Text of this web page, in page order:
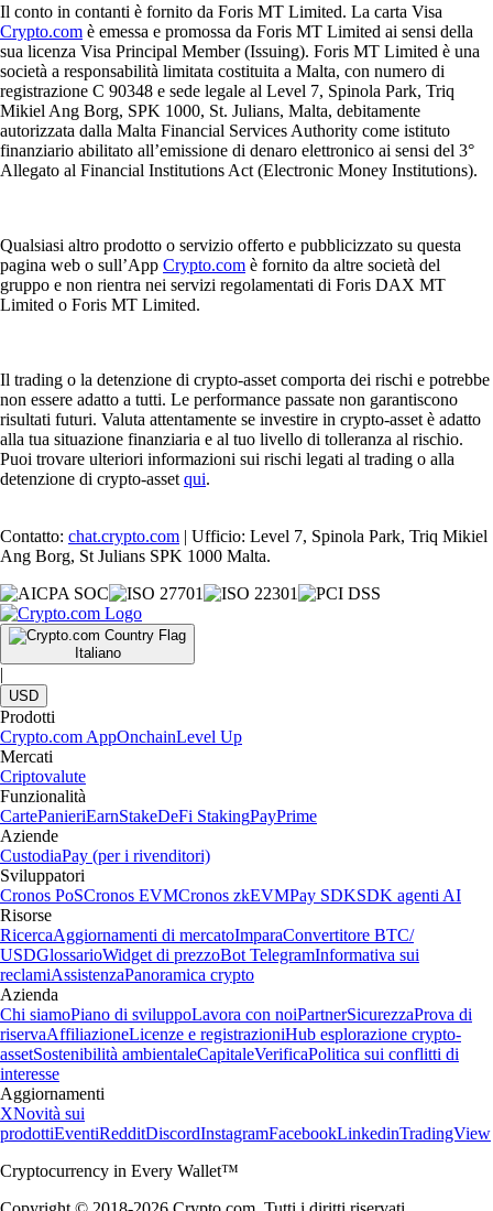
Il conto in contanti è fornito da Foris MT Limited. La carta Visa
Crypto.com è emessa e promossa da Foris MT Limited ai sensi della
sua licenza Visa Principal Member (Issuing). Foris MT Limited è una
società a responsabilità limitata costituita a Malta, con numero di
registrazione C 90348 e sede legale al Level 7, Spinola Park, Triq
Mikiel Ang Borg, SPK 1000, St. Julians, Malta, debitamente
autorizzata dalla Malta Financial Services Authority come istituto
finanziario abilitato all’emissione di denaro elettronico ai sensi del 3°
Allegato al Financial Institutions Act (Electronic Money Institutions).
Qualsiasi altro prodotto o servizio offerto e pubblicizzato su questa
pagina web o sull’App Crypto.com è fornito da altre società del
gruppo e non rientra nei servizi regolamentati di Foris DAX MT
Limited o Foris MT Limited.
Il trading o la detenzione di crypto-asset comporta dei rischi e potrebbe
non essere adatto a tutti. Le performance passate non garantiscono
risultati futuri. Valuta attentamente se investire in crypto-asset è adatto
alla tua situazione finanziaria e al tuo livello di tolleranza al rischio.
Puoi trovare ulteriori informazioni sui rischi legati al trading o alla
detenzione di crypto-asset qui.
Contatto: chat.crypto.com | Ufficio: Level 7, Spinola Park, Triq Mikiel
Ang Borg, St Julians SPK 1000 Malta.
Italiano
|
USD
Prodotti
Crypto.com AppOnchainLevel Up
Mercati
Criptovalute
Funzionalità
CartePanieriEarnStakeDeFi StakingPayPrime
Aziende
CustodiaPay (per i rivenditori)
Sviluppatori
Cronos PoSCronos EVMCronos zkEVMPay SDKSDK agenti AI
Risorse
RicercaAggiornamenti di mercatoImparaConvertitore BTC/
USDGlossarioWidget di prezzoBot TelegramInformativa sui
reclamiAssistenzaPanoramica crypto
Azienda
Chi siamoPiano di sviluppoLavora con noiPartnerSicurezzaProva di
riservaAffiliazioneLicenze e registrazioniHub esplorazione crypto-
assetSostenibilità ambientaleCapitaleVerificaPolitica sui conflitti di
interesse
Aggiornamenti
XNovità sui
prodottiEventiRedditDiscordInstagramFacebookLinkedinTradingView
Cryptocurrency in Every Wallet™